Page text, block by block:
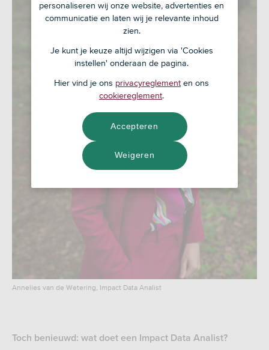
Annelies van de Wetering, Impact Data Analist
Toch benieuwd: wat doet een Impact Data Analist?
personaliseren wij onze website, advertenties en
communicatie en laten wij je relevante inhoud
zien.
Je kunt je keuze altijd wijzigen via 'Cookies
instellen' onderaan de pagina.
Hier vind je ons privacyreglement en ons
cookiereglement.
Weigeren
Accepteren